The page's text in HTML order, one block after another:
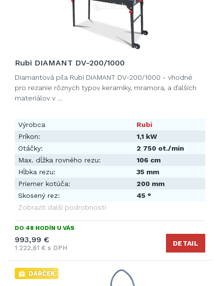
Rubi DIAMANT DV-200/1000
Diamantová píla Rubi DIAMANT DV-200/1000 - vhodné
pro rezanie rôznych typov keramiky, mramora, a ďalších
materiálov v …
Výrobca
Rubi
Príkon:
1,1 kW
Otáčky:
2 750 ot./min
Max. dĺžka rovného rezu:
106 cm
Hĺbka rezu:
35 mm
Priemer kotúča:
200 mm
Skosený rez:
45 °
Zobrazit další podrobnosti
DO 48 HODÍN U VÁS
993,99 €
1 222,61 € s DPH
DETAIL
DARČEK